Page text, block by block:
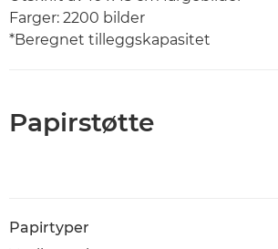
Farger: 2200 bilder
*Beregnet tilleggskapasitet
Papirstøtte
Papirtyper